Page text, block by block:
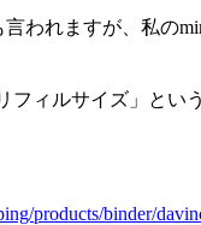
われますが、私の
フィルサイズ」と
products/binder/